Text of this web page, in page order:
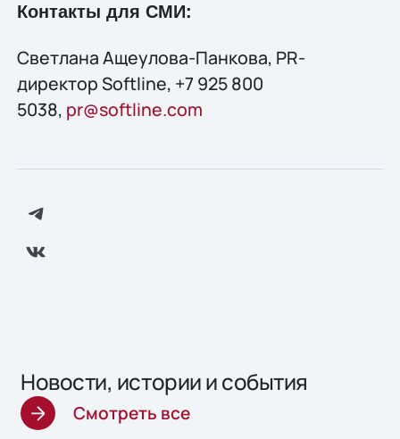
Контакты для СМИ:
Светлана Ащеулова-Панкова, PR-
директор Softline, +7 925 800
5038, pr@softline.com
Новости, истории и события
Смотреть все